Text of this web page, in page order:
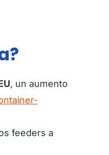
, un aumento
feeders a